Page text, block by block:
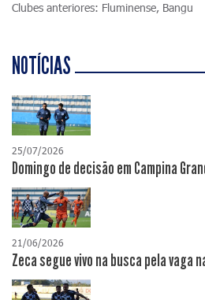
Clubes anteriores: Fluminense, Bangu
NOTÍCIAS
25/07/2026
Domingo de decisão em Campina
21/06/2026
Zeca segue vivo na busca pela vaga